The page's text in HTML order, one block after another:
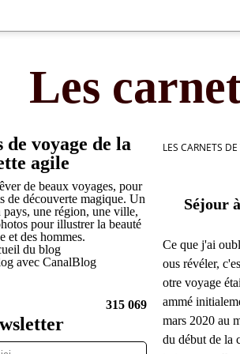
Les
de voyage de la
agile
de beaux voyages, pour
de découverte magique. Un
une région, une ville,
pour illustrer la beauté
et des hommes.
du blog
avec CanalBlog
315 069
LES CARNETS
Séjour
Ce que j'ai
ous révéler,
otre voyage
ammé
mars 2020 au
du début de la